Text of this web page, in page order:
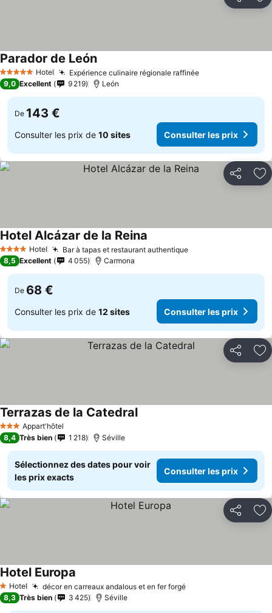
5 Étoiles Hotel Expérience culinaire régionale raffinéeConsulter les
Parador de LeónConsulter les prix
9,0 Excellent 9 219 León
De 143 €
Consulter les prix de 10 sites Consulter les prix
Partager
4 Étoiles Hotel Bar à tapas et restaurant authentiqueConsulter les prix
Hotel Alcázar de la Reina
8,5 Excellent 4 055 Carmona
De 68 €
Consulter les prix de 12 sites Consulter les prix
Partager
3 ÉtoilesAppart'hôtel
Terrazas de la CatedralConsulter les prix
8,4 Très bien 1 218 Séville
Sélectionnez des dates pour voir
les prix exacts
Consulter les prix
Partager
1 Étoiles
Hotel décor en carreaux andalous et en fer forgéConsulter les prix
Hotel Europa
8,3 Très bien 3 425 Séville